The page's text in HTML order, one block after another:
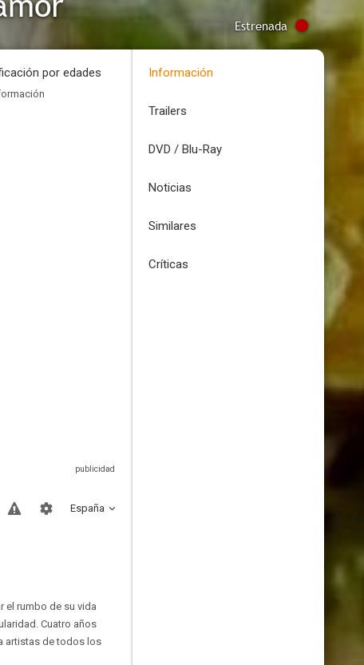
Estrenada
por edades
España
el rumbo de su vida
Cuatro años
artistas de todos los
Información
Trailers
DVD / Blu-Ray
Noticias
Similares
Críticas